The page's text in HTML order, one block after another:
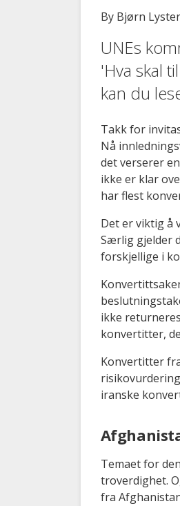
By Bjørn
UNEs
'Hva skal
kan du
Takk for
Nå
det verserer
ikke er klar
har flest
Det er viktig å
Særlig gjelder
forskjellige i
ikke
konvertitter,
Konvertitter
iranske
Temaet for
troverdighet.
fra